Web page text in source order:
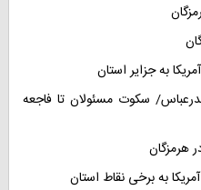
به جزایر استان
سکوت مسئولان تا فاجعه
هرمزگان
به برخی نقاط استان